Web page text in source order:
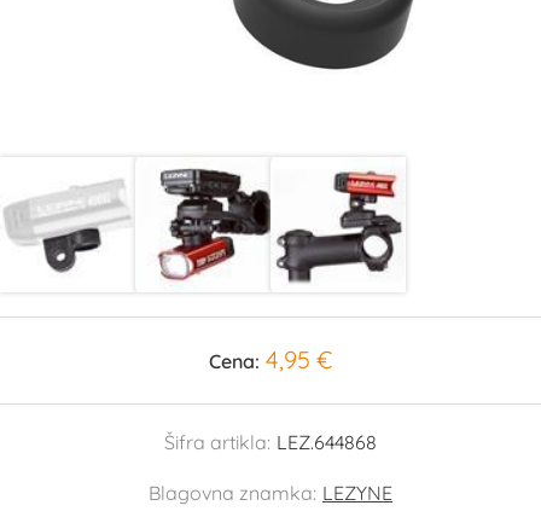
Cena: 4,95 €
Šifra artikla: LEZ.644868
Blagovna znamka: LEZYNE